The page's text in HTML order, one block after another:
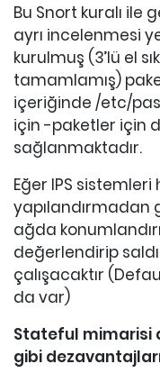
Bu Snort kuralı ile
ayrı incelenmesi
kurulmuş (3’lü el
tamamlamış)
içeriğinde /etc/
için -paketler için
sağlanmaktadır.
Eğer IPS
ağda
değerlendirip
çalışacaktır
da var)
Stateful mimarisi
gibi